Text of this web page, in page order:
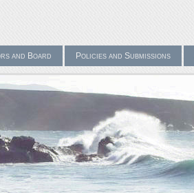
and Board Policies and Submissions